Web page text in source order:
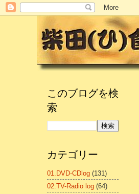
このブログを検
索
カテゴリー
01.DVD-CDlog (131)
02.TV-Radio log (64)